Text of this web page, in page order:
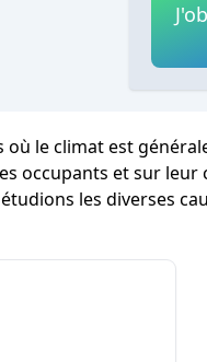
le climat est
occupants et sur leur
les diverses